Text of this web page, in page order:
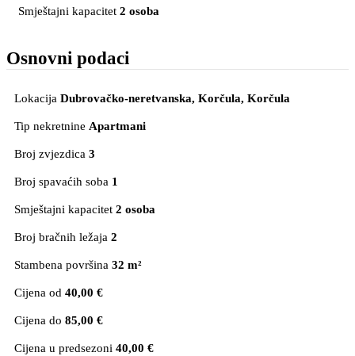
Smještajni kapacitet 2 osoba
Osnovni podaci
Lokacija Dubrovačko-neretvanska, Korčula, Korčula
Tip nekretnine Apartmani
Broj zvjezdica 3
Broj spavaćih soba 1
Smještajni kapacitet 2 osoba
Broj bračnih ležaja 2
Stambena površina 32 m²
Cijena od 40,00 €
Cijena do 85,00 €
Cijena u predsezoni 40,00 €